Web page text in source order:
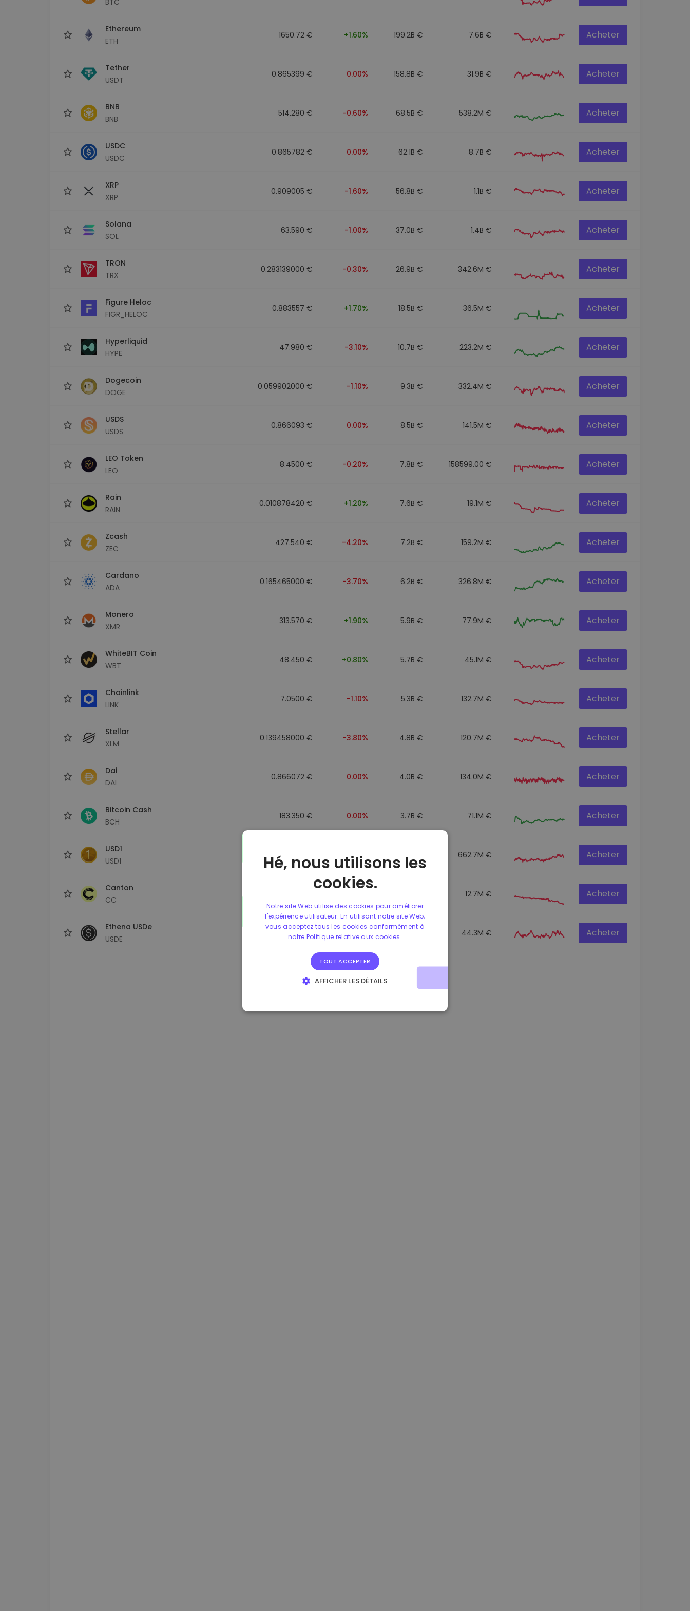
Ethereum
ETH
1650.72 € +1.60% 199.2B € 7.6B € Acheter
Tether
USDT
0.865399 € 0.00% 158.8B € 31.9B € Acheter
BNB
BNB
514.280 € -0.60% 68.5B € 538.2M € Acheter
USDC
USDC
0.865782 € 0.00% 62.1B € 8.7B € Acheter
XRP
XRP
0.909005 € -1.60% 56.8B € 1.1B € Acheter
Solana
SOL
63.590 € -1.00% 37.0B € 1.4B € Acheter
TRON
TRX
0.283139000 € -0.30% 26.9B € 342.6M € Acheter
Figure Heloc
FIGR_HELOC
0.883557 € +1.70% 18.5B € 36.5M € Acheter
Hyperliquid
HYPE
47.980 € -3.10% 10.7B € 223.2M € Acheter
Dogecoin
DOGE
0.059902000 € -1.10% 9.3B € 332.4M € Acheter
USDS
USDS
0.866093 € 0.00% 8.5B € 141.5M € Acheter
LEO Token
LEO
8.4500 € -0.20% 7.8B € 158599.00 € Acheter
Rain
RAIN
0.010878420 € +1.20% 7.6B € 19.1M € Acheter
Zcash
ZEC
427.540 € -4.20% 7.2B € 159.2M € Acheter
Cardano
ADA
0.165465000 € -3.70% 6.2B € 326.8M € Acheter
Monero
XMR
313.570 € +1.90% 5.9B € 77.9M € Acheter
WhiteBIT Coin
WBT
48.450 € +0.80% 5.7B € 45.1M € Acheter
Chainlink
LINK
7.0500 € -1.10% 5.3B € 132.7M € Acheter
Stellar
XLM
0.139458000 € -3.80% 4.8B € 120.7M € Acheter
Dai
DAI
0.866072 € 0.00% 4.0B € 134.0M € Acheter
Bitcoin Cash
BCH
183.350 € 0.00% 3.7B € 71.1M € Acheter
USD1
USD1
0.865650 € 0.00% 3.5B € 662.7M € Acheter
Canton
CC
12.7M € Acheter
Ethena USDe
USDE
0.865673 € -0.10% 44.3M € Acheter
Hé, nous utilisons les
cookies.
Notre site Web utilise des cookies pour améliorer
l'expérience utilisateur. En utilisant notre site Web,
vous acceptez tous les cookies conformément à
notre Politique relative aux cookies.
TOUT ACCEPTER
AFFICHER LES DÉTAILS